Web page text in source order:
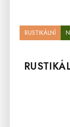
RUSTIKÁLNÍ